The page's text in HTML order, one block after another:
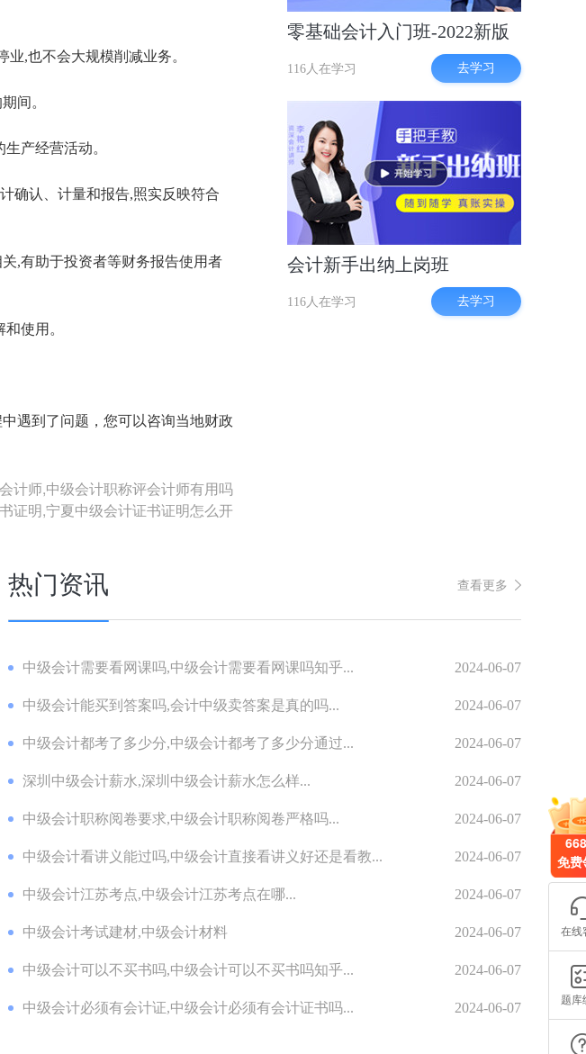
免费
在线
题库
,也不会大规模削减业务。
间。
产经营活动。
确认、计量和报告,照实反映符合
,有助于投资者等财务报告使用者
使用。
遇到了问题，您可以咨询当地财政
计师,中级会计职称评会计师有用吗
证明,宁夏中级会计证书证明怎么开
零基础会计入门班-2022新版
116人在学习 去学习
会计新手出纳上岗班
116人在学习 去学习
热门资讯 查看更多
中级会计需要看网课吗,中级会计需要看网课吗知乎... 2024-06-07
中级会计能买到答案吗,会计中级卖答案是真的吗... 2024-06-07
中级会计都考了多少分,中级会计都考了多少分通过... 2024-06-07
深圳中级会计薪水,深圳中级会计薪水怎么样... 2024-06-07
中级会计职称阅卷要求,中级会计职称阅卷严格吗... 2024-06-07
中级会计看讲义能过吗,中级会计直接看讲义好还是看教... 2024-06-07
中级会计江苏考点,中级会计江苏考点在哪... 2024-06-07
中级会计考试建材,中级会计材料 2024-06-07
中级会计可以不买书吗,中级会计可以不买书吗知乎... 2024-06-07
中级会计必须有会计证,中级会计必须有会计证书吗... 2024-06-07